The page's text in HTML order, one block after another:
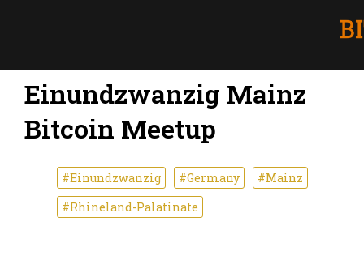
Einundzwanzig Mainz
Bitcoin Meetup
#Einundzwanzig #Germany
#Mainz
#Rhineland-Palatinate